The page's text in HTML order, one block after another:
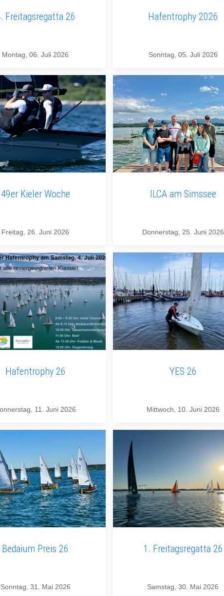
Freitagsregatta 26
Montag, 06. Juli 2026
Hafentrophy 2026
Sonntag, 05. Juli 2026
49er Kieler Woche
Freitag, 26. Juni 2026
ILCA am Simssee
Donnerstag, 25. Juni 2026
Hafentrophy 26
11. Juni 2026
YES 26
Mittwoch, 10. Juni 2026
Bedaium Preis 26
Sonntag, 31. Mai 2026
1. Freitagsregatta 26
Samstag, 30. Mai 2026